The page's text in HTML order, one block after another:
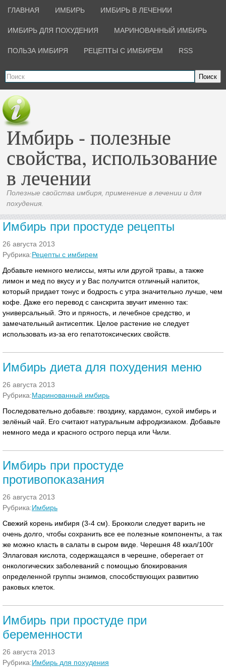
ГЛАВНАЯ ИМБИРЬ ИМБИРЬ В ЛЕЧЕНИИ
ИМБИРЬ ДЛЯ ПОХУДЕНИЯ МАРИНОВАННЫЙ ИМБИРЬ
ПОЛЬЗА ИМБИРЯ РЕЦЕПТЫ С ИМБИРЕМ RSS
Поиск
Имбирь - полезные
свойства, использование
в лечении
Полезные свойства имбиря, применение в лечении и для
похудения.
Имбирь при простуде рецепты
26 августа 2013
Рубрика:Рецепты с имбирем
Добавьте немного мелиссы, мяты или другой травы, а также
лимон и мед по вкусу и у Вас получится отличный напиток,
который придает тонус и бодрость с утра значительно лучше, чем
кофе. Даже его перевод с санскрита звучит именно так:
универсальный. Это и пряность, и лечебное средство, и
замечательный антисептик. Целое растение не следует
использовать из-за его гепатотоксических свойств.
Имбирь диета для похудения меню
26 августа 2013
Рубрика:Маринованный имбирь
Последовательно добавьте: гвоздику, кардамон, сухой имбирь и
зелёный чай. Его считают натуральным афродизиаком. Добавьте
немного меда и красного острого перца или Чили.
Имбирь при простуде
противопоказания
26 августа 2013
Рубрика:Имбирь
Свежий корень имбиря (3-4 см). Брокколи следует варить не
очень долго, чтобы сохранить все ее полезные компоненты, а так
же можно класть в салаты в сыром виде. Черешня 48 ккал/100г
Эллаговая кислота, содержащаяся в черешне, оберегает от
онкологических заболеваний с помощью блокирования
определенной группы энзимов, способствующих развитию
раковых клеток.
Имбирь при простуде при
беременности
26 августа 2013
Рубрика:Имбирь для похудения